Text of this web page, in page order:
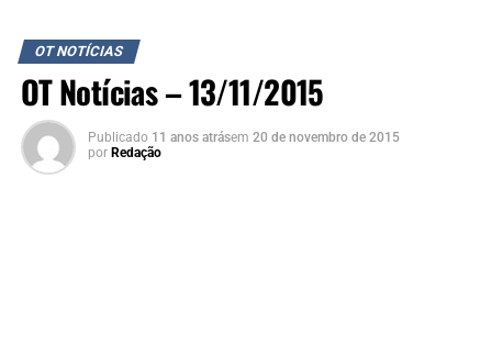
OT NOTÍCIAS
OT Notícias – 13/11/2015
Publicado 11 anos atrásem 20 de novembro de 2015
por Redação